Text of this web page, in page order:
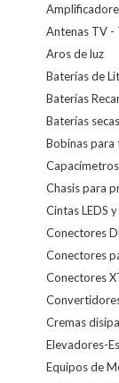
Antenas TV -
Aros de luz
Baterías de
Baterías
Baterías
Bobinas
Capacímetros
Chasis para
Cintas LEDS
Conectores
Conectores
Conectores
Cremas
Elevadores-
Equipos de